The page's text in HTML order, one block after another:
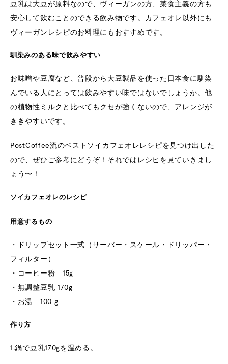
豆乳は大豆が原料なので、ヴィーガンの方、菜食主義の方も
安心して飲むことのできる飲み物です。カフェオレ以外にも
ヴィーガンレシピのお料理にもおすすめです。
馴染みのある味で飲みやすい
お味噌や豆腐など、普段から大豆製品を使った日本食に馴染
んでいる人にとっては飲みやすい味ではないでしょうか。他
の植物性ミルクと比べてもクセが強くないので、アレンジが
ききやすいです。
PostCoffee流のベストソイカフェオレレシピを見つけ出した
ので、ぜひご参考にどうぞ！それではレシピを見ていきまし
ょう〜！
ソイカフェオレのレシピ
用意するもの
・ドリップセット一式（サーバー・スケール・ドリッパー・
フィルター）
・コーヒー粉 15g
・無調整豆乳 170g
・お湯 100 g
作り方
1.鍋で豆乳170gを温める。